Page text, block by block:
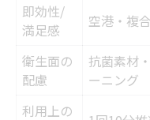
即効性/
満足感
空港・複
衛生面の
配慮
抗菌素材
ーニング
利用上の